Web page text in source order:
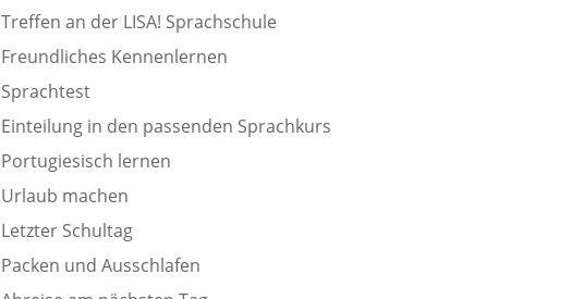
Treffen an der LISA! Sprachschule
Freundliches Kennenlernen
Sprachtest
Einteilung in den passenden Sprachkurs
Portugiesisch lernen
Urlaub machen
Letzter Schultag
Packen und Ausschlafen